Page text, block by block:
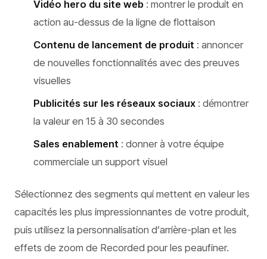
Vidéo hero du site web : montrer le produit en
action au-dessus de la ligne de flottaison
Contenu de lancement de produit : annoncer
de nouvelles fonctionnalités avec des preuves
visuelles
Publicités sur les réseaux sociaux : démontrer
la valeur en 15 à 30 secondes
Sales enablement : donner à votre équipe
commerciale un support visuel
Sélectionnez des segments qui mettent en valeur les
capacités les plus impressionnantes de votre produit,
puis utilisez la personnalisation d’arrière-plan et les
effets de zoom de Recorded pour les peaufiner.